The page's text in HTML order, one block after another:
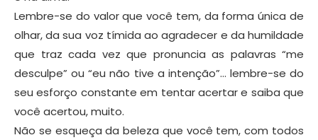
Lembre-se do valor que você tem, da forma única de
olhar, da sua voz tímida ao agradecer e da humildade
que traz cada vez que pronuncia as palavras “me
desculpe” ou “eu não tive a intenção”… lembre-se do
seu esforço constante em tentar acertar e saiba que
você acertou, muito.
Não se esqueça da beleza que você tem, com todos